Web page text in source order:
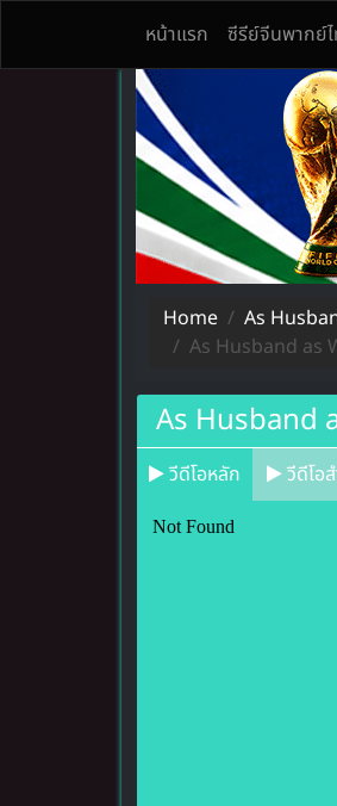
หน้าแรก ซีรีย์จีนพากย์
ดูซีรีย์จีนออนไลน์ Seriesจี
ดูซีรีย์จีนออนไลน์ พากย์ไ
Home
As
As Husband as
As Husband
วีดีโอหลัก วีดีโอ